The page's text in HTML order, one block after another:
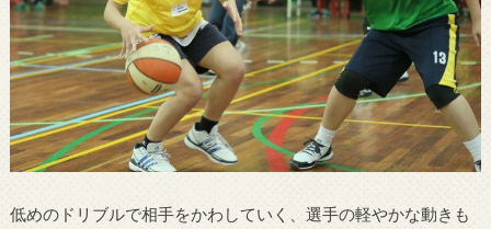
低めのドリブルで相手をかわしていく、選手の軽やかな動きも